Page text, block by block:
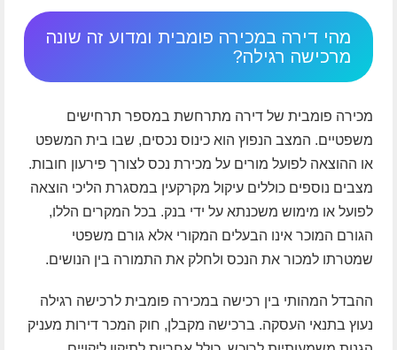
מהי דירה במכירה פומבית ומדוע זה שונה
מרכישה רגילה?
מכירה פומבית של דירה מתרחשת במספר תרחישים
משפטיים. המצב הנפוץ הוא כינוס נכסים, שבו בית המשפט
או ההוצאה לפועל מורים על מכירת נכס לצורך פירעון חובות.
מצבים נוספים כוללים עיקול מקרקעין במסגרת הליכי הוצאה
לפועל או מימוש משכנתא על ידי בנק. בכל המקרים הללו,
הגורם המוכר אינו הבעלים המקורי אלא גורם משפטי
שמטרתו למכור את הנכס ולחלק את התמורה בין הנושים.
ההבדל המהותי בין רכישה במכירה פומבית לרכישה רגילה
נעוץ בתנאי העסקה. ברכישה מקבלן, חוק המכר דירות מעניק